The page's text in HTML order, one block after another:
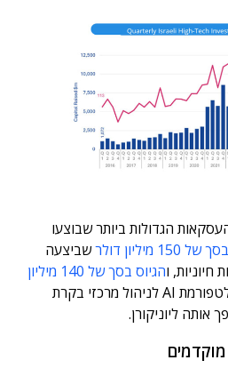
מסך ההון גויס ב-10 העסקאות הגדולות ביותר שבוצעו
מיליון דולר
שביצעה
והגיוס בסך של 140 מיליון
, שפיתחה פלטפורמת AI לניהול מרכזי בקרת
אותה ליוניקורן.